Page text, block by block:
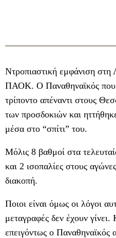
Ντροπιαστική εμφάνιση
ΠΑΟΚ. Ο Παναθηναϊκός που
τρίποντο απέναντι στους
των προσδοκιών και
μέσα στο “σπίτι” του.
Μόλις 8 βαθμοί στα
και 2 ισοπαλίες στους
διακοπή.
Ποιοι είναι όμως οι λόγοι
μεταγραφές δεν έχουν γίνει.
επειγόντως ο Παναθηναϊκός